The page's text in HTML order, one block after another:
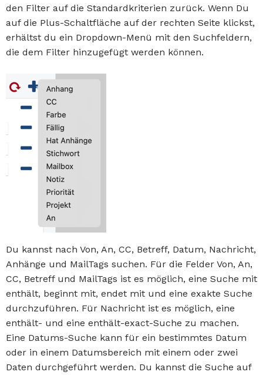
den Filter auf die Standardkriterien zurück. Wenn Du
auf die Plus-Schaltfläche auf der rechten Seite klickst,
erhältst du ein Dropdown-Menü mit den Suchfeldern,
die dem Filter hinzugefügt werden können.
Du kannst nach Von, An, CC, Betreff, Datum, Nachricht,
Anhänge und MailTags suchen. Für die Felder Von, An,
CC, Betreff und MailTags ist es möglich, eine Suche mit
enthält, beginnt mit, endet mit und eine exakte Suche
durchzuführen. Für Nachricht ist es möglich, eine
enthält- und eine enthält-exact-Suche zu machen.
Eine Datums-Suche kann für ein bestimmtes Datum
oder in einem Datumsbereich mit einem oder zwei
Daten durchgeführt werden. Du kannst die Suche auf